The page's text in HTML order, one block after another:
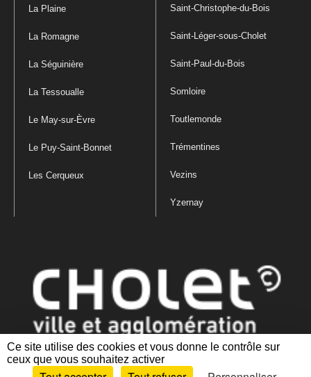
Ce site utilise des cookies et vous donne le contrôle sur
ceux que vous souhaitez activer
La Plaine
La Romagne
La Séguinière
La Tessoualle
Le May-sur-Èvre
Le Puy-Saint-Bonnet
Les Cerqueux
Saint-Christophe-du-Bois
Saint-Léger-sous-Cholet
Saint-Paul-du-Bois
Somloire
Toutlemonde
Trémentines
Vezins
Yzernay
Mentions légales|Politique de confidentialité
des cookies |Plan du site Accessibilité : partiellement conforme